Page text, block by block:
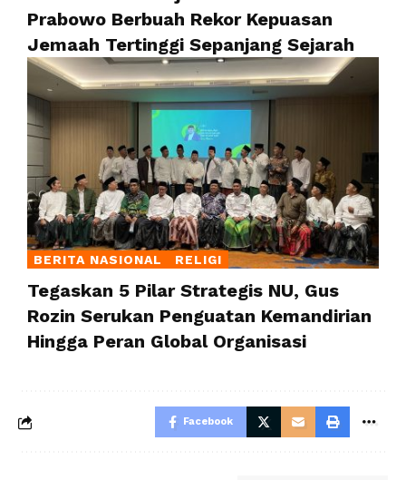
Prabowo Berbuah Rekor Kepuasan
Jemaah Tertinggi Sepanjang Sejarah
BERITA NASIONAL RELIGI
Tegaskan 5 Pilar Strategis NU, Gus
Rozin Serukan Penguatan Kemandirian
Hingga Peran Global Organisasi
Facebook